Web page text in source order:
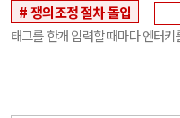
쟁의조정 절차 돌입
태그를 한개 입력할 때마다 엔터